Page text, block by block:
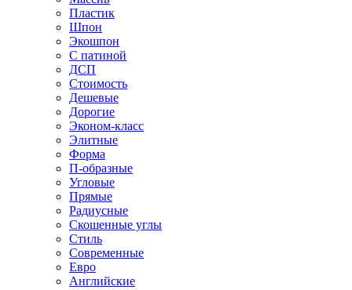
Пластик
Шпон
Экошпон
С патиной
ДСП
Стоимость
Дешевые
Дорогие
Эконом-класс
Элитные
Форма
П-образные
Угловые
Прямые
Радиусные
Скошенные углы
Стиль
Современные
Евро
Английские